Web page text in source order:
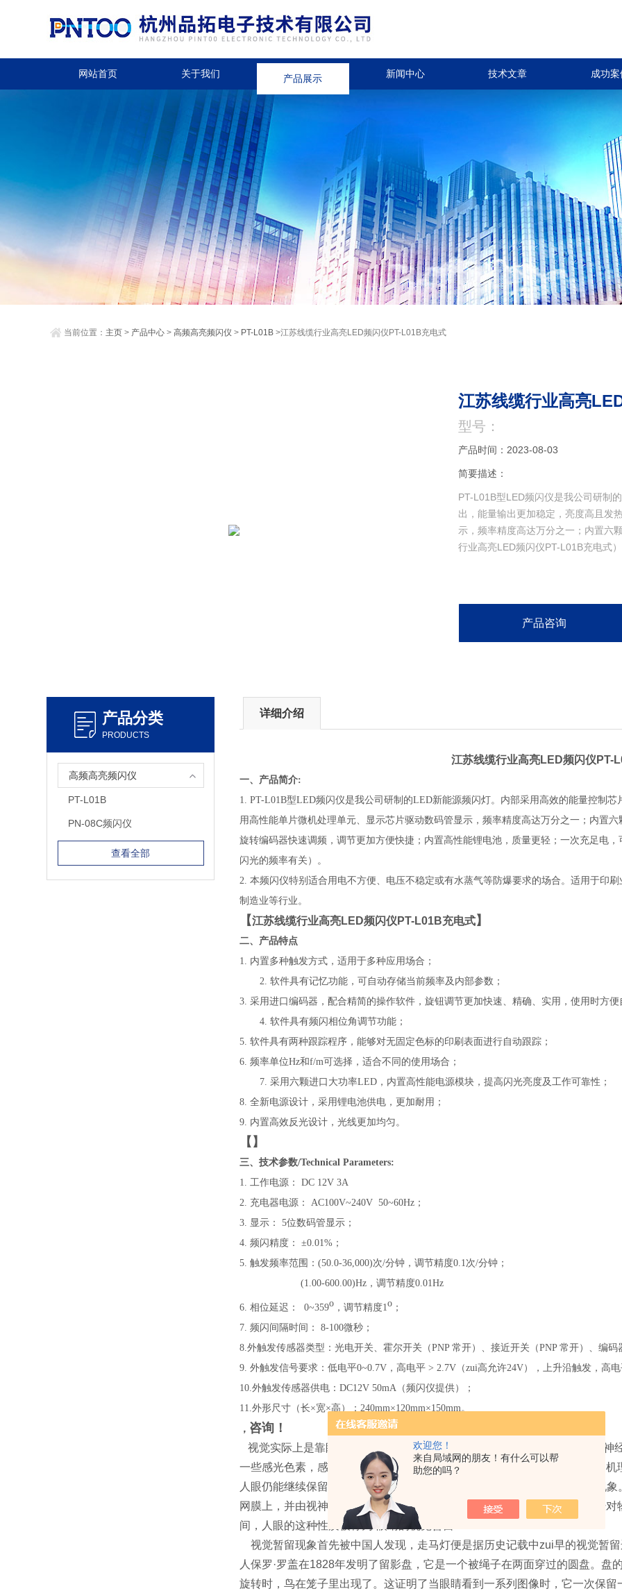
欢迎您！
来自局域网的朋友！有什么可以帮
助您的吗？
网站首页 关于我们 产品展示 新闻中心 技术文章 成功案
当前位置： 主页 > 产品中心 >高频高亮频闪仪 > PT-L01B >江苏线缆行业高亮LED频闪仪PT-L01B充电式
江苏线缆行业高亮
型号：
产品时间：2023-08-03
简要描述：
PT-L01B型LED频闪仪是我公司研制
出，能量输出更加稳定，亮度高且发
示，频率精度高达万分之一；内置六
行业高亮LED频闪仪PT-L01B充电式）
产品咨询
产品分类
PRODUCTS
高频高亮频闪仪
PT-L01B
PN-08C频闪仪
查看全部
详细介绍
江苏线缆行业高亮LED频闪仪PT-
一、产品简介:
1. PT-L01B型LED频闪仪是我公司研制的LED新能源频闪灯。内部采用高效的能量控制
用高性能单片微机处理单元、显示芯片驱动数码管显示，频率精度高达万分之一；内置
旋转编码器快速调频，调节更加方便快捷；内置高性能锂电池，质量更轻；一次充足电
闪光的频率有关）。
2. 本频闪仪特别适合用电不方便、电压不稳定或有水蒸气等防爆要求的场合。适用于印
制造业等行业。
【江苏线缆行业高亮LED频闪仪PT-L01B充电式】
二、产品特点
1. 内置多种触发方式，适用于多种应用场合；
2. 软件具有记忆功能，可自动存储当前频率及内部参数；
3. 采用进口编码器，配合精简的操作软件，旋钮调节更加快速、精确、实用，使用时方便
4. 软件具有频闪相位角调节功能；
5. 软件具有两种跟踪程序，能够对无固定色标的印刷表面进行自动跟踪；
6. 频率单位Hz和f/m可选择，适合不同的使用场合；
7. 采用六颗进口大功率LED，内置高性能电源模块，提高闪光亮度及工作可靠性；
8. 全新电源设计，采用锂电池供电，更加耐用；
9. 内置高效反光设计，光线更加均匀。
【 】
三、技术参数/Technical Parameters:
1. 工作电源：DC 12V 3A
2. 充电器电源：
AC100V~240V 50~60Hz；
3. 显示：
5位数码管显示；
4. 频闪精度： ±0.01% ；
5. 触发频率范围：(50.0-36,000)次/分钟，调节精度0.1次/分钟；
(1.00-600.00)Hz，调节精度0.01Hz
6. 相位延迟： 0~359o ，调节精度1o ；
7. 频闪间隔时间： 8-100微秒；
8.外触发传感器类型：光电开关、霍尔开关（PNP 常开）、接近开关（PNP 常开）、编码
9. 外触发信号要求：低电平0~0.7V，高电平 > 2.7V（zui高允许24V），上升沿触发，高电
10.外触发传感器供电：DC12V 50mA（频闪仪提供）；
11.外形尺寸（长×宽×高）：240mm×120mm×150mm。
， 咨询！
视觉实际上是靠眼睛的晶状体成像，感光细胞感光，并且将光信号转换为神
一些感光色素，感光色素的形成是需要一定时间的，这就形成了视觉暂停的
人眼仍能继续保留其影像0.1-0.4秒左右的图像，这种现象被称为视觉暂留现
网膜上，并由视神经输入人脑，感觉到物体的像。但当物体移去时，视神经
间，人眼的这种性质被称为“眼睛的视觉暂留”
视觉暂留现象首先被中国人发现，走马灯便是据历史记载中zui早的视觉暂留
人保罗·罗盖在1828年发明了留影盘，它是一个被绳子在两面穿过的圆盘。
旋转时，鸟在笼子里出现了。这证明了当眼睛看到一系列图像时，它一次保留